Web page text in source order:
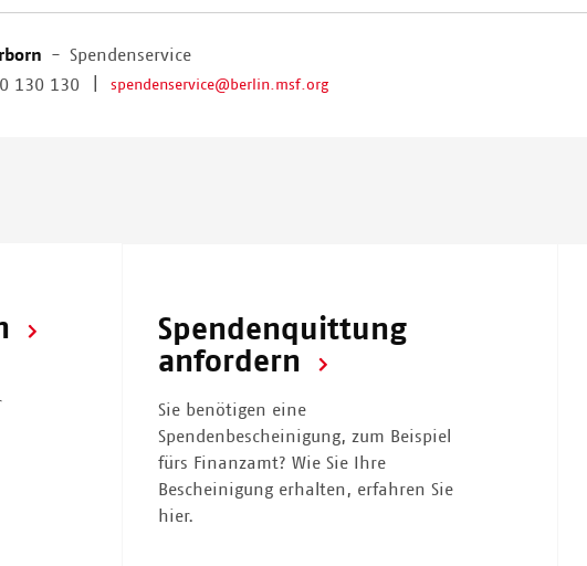
- Spendenservice
130 130
spendenservice@berlin.msf.org
Spendenquittung
anfordern
Sie benötigen eine
Spendenbescheinigung, zum Beispiel
fürs Finanzamt? Wie Sie Ihre
Bescheinigung erhalten, erfahren Sie
hier.